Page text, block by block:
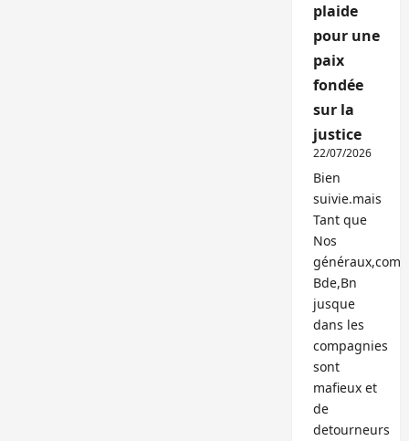
plaide
pour une
paix
fondée
sur la
justice
22/07/2026
Bien
suivie.mais
Tant que
Nos
généraux,com
Bde,Bn
jusque
dans les
compagnies
sont
mafieux et
de
detourneurs